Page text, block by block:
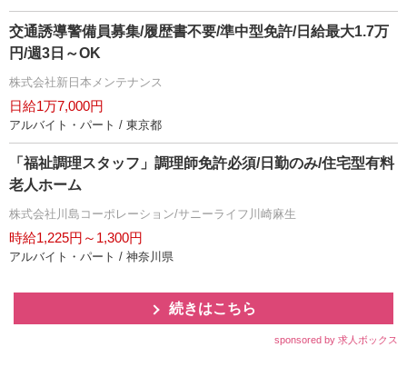
交通誘導警備員募集/履歴書不要/準中型免許/日給最大1.7万
円/週3日～OK
株式会社新日本メンテナンス
日給1万7,000円
アルバイト・パート / 東京都
「福祉調理スタッフ」調理師免許必須/日勤のみ/住宅型有料
老人ホーム
株式会社川島コーポレーション/サニーライフ川崎麻生
時給1,225円～1,300円
アルバイト・パート / 神奈川県
続きはこちら
sponsored by 求人ボックス